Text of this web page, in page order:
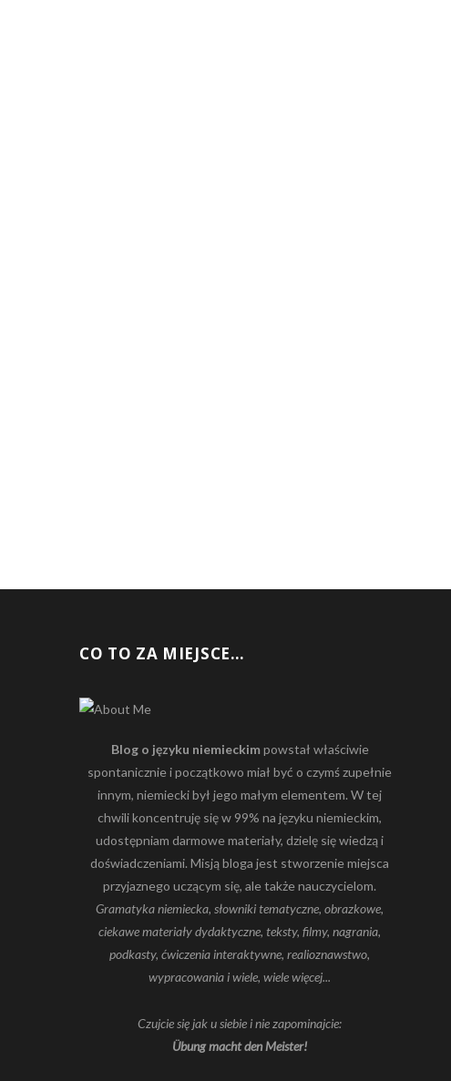
CO TO ZA MIEJSCE…
Blog o języku niemieckimpowstał właściwie
spontanicznie i początkowo miał być o czymś zupełnie
innym, niemiecki był jego małym elementem. W tej
chwili koncentruję się w 99% na języku niemieckim,
udostępniam darmowe materiały, dzielę się wiedzą i
doświadczeniami. Misją bloga jest stworzenie miejsca
przyjaznego uczącym się, ale także nauczycielom.
Gramatyka niemiecka, słowniki tematyczne, obrazkowe,
ciekawe materiały dydaktyczne, teksty, filmy, nagrania,
podkasty, ćwiczenia interaktywne, realioznawstwo,
wypracowania i wiele, wiele więcej...
Czujcie się jak u siebie i nie zapominajcie:
Übung macht den Meister!